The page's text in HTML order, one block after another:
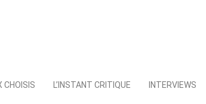
CHOISIS L’INSTANT CRITIQUE INTERVIEWS